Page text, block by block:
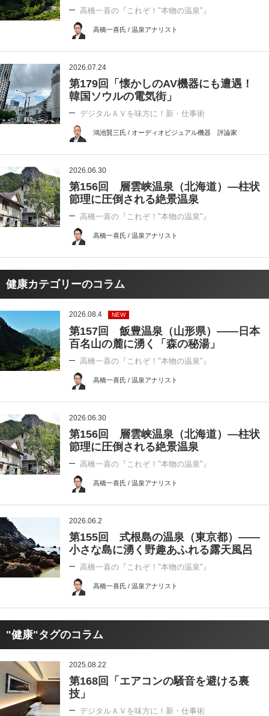
高橋一喜の『これぞ！"本物の温泉"』
高橋一喜氏 / 温泉アナリスト
2026.07.24
第179回「懐かしのAV機器にも遭遇！
韓国ソウルの電気街」
デジタルＡＶを味方に！新・仕事術
鴻池賢三氏 / オーディオビジュアル機器 評論家
2026.06.30
第156回 層雲峡温泉（北海道）―柱状
節理に圧倒される絶景温泉
高橋一喜の『これぞ！"本物の温泉"』
高橋一喜氏 / 温泉アナリスト
健康カテゴリーのコラム
2026.08.4 NEW
第157回 飯豊温泉（山形県）――日本
百名山の麓に湧く「森の秘湯」
高橋一喜の『これぞ！"本物の温泉"』
高橋一喜氏 / 温泉アナリスト
2026.06.30
第156回 層雲峡温泉（北海道）―柱状
節理に圧倒される絶景温泉
高橋一喜の『これぞ！"本物の温泉"』
高橋一喜氏 / 温泉アナリスト
2026.06.2
第155回 式根島の温泉（東京都）――
小さな島に湧く野趣あふれる露天風呂
高橋一喜の『これぞ！"本物の温泉"』
高橋一喜氏 / 温泉アナリスト
"健康"タグのコラム
2025.08.22
第168回「エアコンの騒音を避ける裏
技」
デジタルＡＶを味方に！新・仕事術